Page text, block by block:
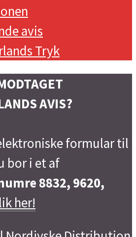
avis
Tryk
AVIS?
formular til
bor i et af
8832, 9620,
her!